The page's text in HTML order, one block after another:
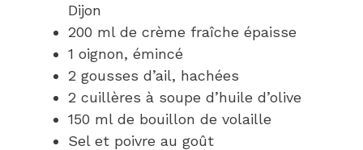
Dijon
200 ml de crème fraîche épaisse
1 oignon, émincé
2 gousses d’ail, hachées
2 cuillères à soupe d’huile d’olive
150 ml de bouillon de volaille
Sel et poivre au goût